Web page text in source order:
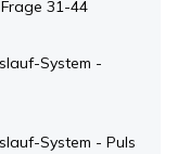
31-44
System -
System - Puls